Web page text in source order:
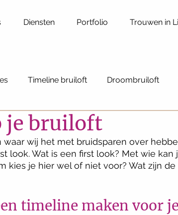
Diensten Portfolio Trouwen in
Timeline bruiloft Droombruiloft
weddings Ceremoniemeester
je bruiloft
wij het met bruidsparen over
look. Wat is een first look? Met wie kan
kies je hier wel of niet voor? Wat zijn de
timeline maken voor je